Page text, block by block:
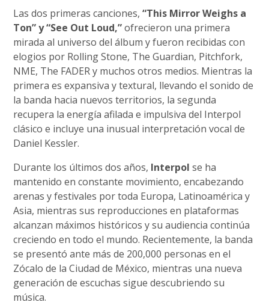
Las dos primeras canciones,“This Mirror Weighs a
Ton” y “See Out Loud,”ofrecieron una primera
mirada al universo del álbum y fueron recibidas con
elogios por Rolling Stone, The Guardian, Pitchfork,
NME, The FADER y muchos otros medios. Mientras la
primera es expansiva y textural, llevando el sonido de
la banda hacia nuevos territorios, la segunda
recupera la energía afilada e impulsiva del Interpol
clásico e incluye una inusual interpretación vocal de
Daniel Kessler.
Durante los últimos dos años, Interpol se ha
mantenido en constante movimiento, encabezando
arenas y festivales por toda Europa, Latinoamérica y
Asia, mientras sus reproducciones en plataformas
alcanzan máximos históricos y su audiencia continúa
creciendo en todo el mundo. Recientemente, la banda
se presentó ante más de 200,000 personas en el
Zócalo de la Ciudad de México, mientras una nueva
generación de escuchas sigue descubriendo su
música.